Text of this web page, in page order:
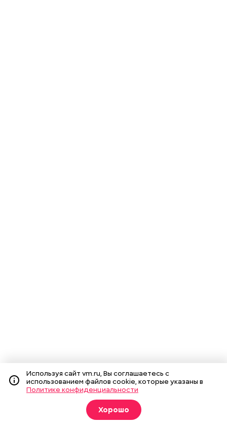
Используя сайт vm.ru, Вы соглашаетесь с
использованием файлов cookie, которые указаны в
Политике конфиденциальности
Хорошо